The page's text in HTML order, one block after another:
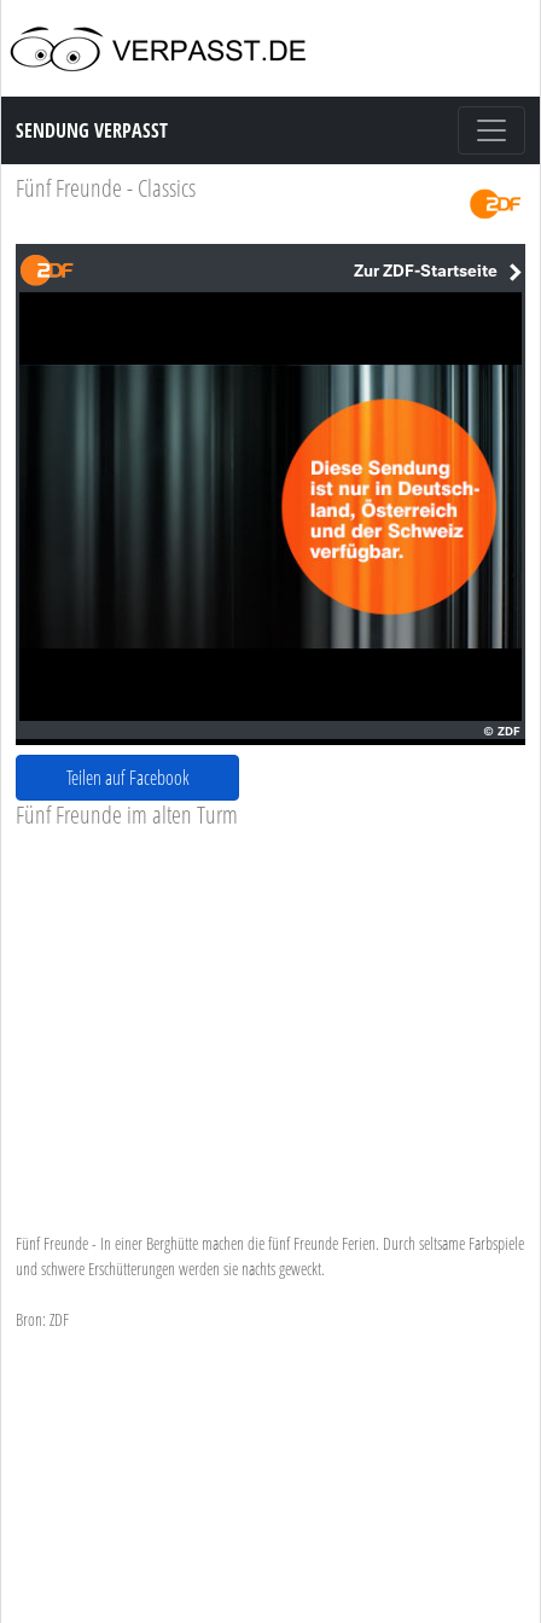
Sendung Verpasst
SENDUNG VERPASST
Fünf Freunde - Classics
Teilen auf Facebook
Fünf Freunde im alten Turm
Fünf Freunde - In einer Berghütte machen die fünf Freunde Ferien. Durch seltsame Farbspiele
und schwere Erschütterungen werden sie nachts geweckt.
Bron: ZDF